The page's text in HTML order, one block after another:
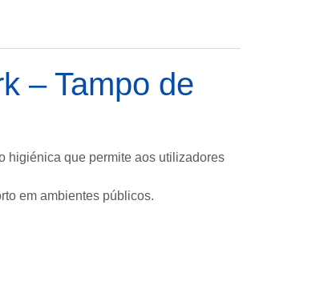
– Tampo de
higiénica que permite aos utilizadores
em ambientes públicos.